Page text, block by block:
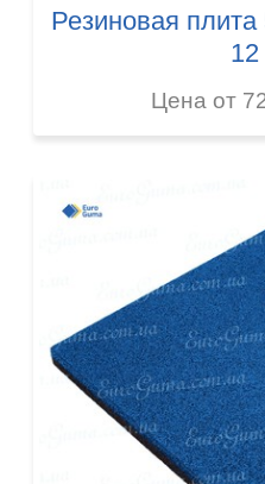
Резиновая
Цена от